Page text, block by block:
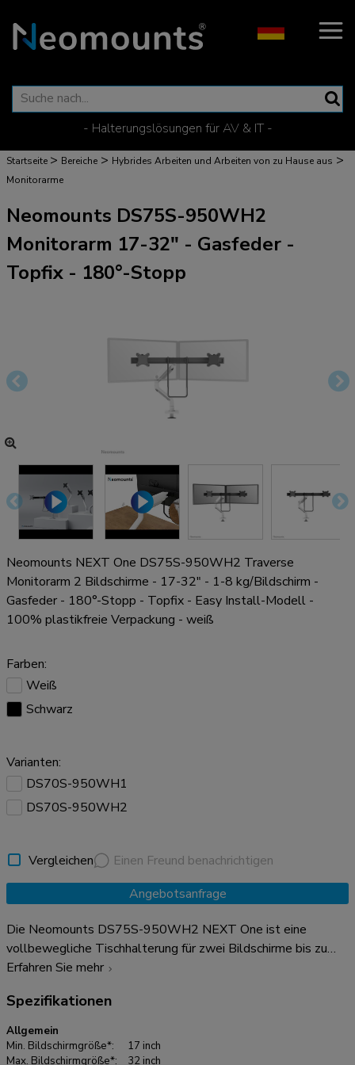
- Halterungslösungen für AV & IT -
Startseite > Bereiche > Hybrides Arbeiten und Arbeiten von zu Hause aus >
Monitorarme
Neomounts DS75S-950WH2
Monitorarm 17-32" - Gasfeder -
Topfix - 180°-Stopp
Neomounts NEXT One DS75S-950WH2 Traverse
Monitorarm 2 Bildschirme - 17-32" - 1-8 kg/Bildschirm -
Gasfeder - 180°-Stopp - Topfix - Easy Install-Modell -
100% plastikfreie Verpackung - weiß
Farben:
Weiß
Schwarz
Varianten:
DS70S-950WH1
DS70S-950WH2
Vergleichen
Einen Freund benachrichtigen
Angebotsanfrage
Die Neomounts DS75S-950WH2 NEXT One ist eine
vollbewegliche Tischhalterung für zwei Bildschirme bis zu
32" mit einer maximalen Gewichtskapazität von 8 kg pro
(360°) und Schwenkfunktion (180°) kann die Halterung in
jeden beliebigen Blickwinkel gebracht werden, um die
Möglichkeiten des Bildschirms voll auszunutzen. Zusätzlich
Erfahren Sie mehr
Spezifikationen
Allgemein
Min. Bildschirmgröße*:
17 inch
Max. Bildschirmgröße*:
32 inch